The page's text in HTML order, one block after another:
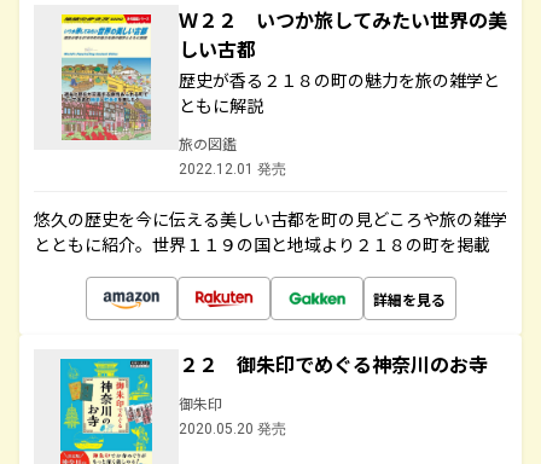
Ｗ２２ いつか旅してみたい世界の美
しい古都
歴史が香る２１８の町の魅力を旅の雑学と
ともに解説
旅の図鑑
2022.12.01 発売
悠久の歴史を今に伝える美しい古都を町の見どころや旅の雑学
とともに紹介。世界１１９の国と地域より２１８の町を掲載
詳細を見る
２２ 御朱印でめぐる神奈川のお寺
御朱印
2020.05.20 発売